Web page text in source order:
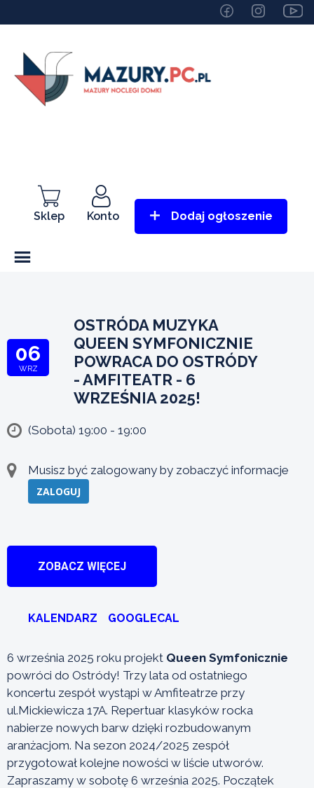
Sklep Konto Dodaj ogłoszenie
06
WRZ
OSTRÓDA MUZYKA
QUEEN SYMFONICZNIE
POWRACA DO OSTRÓDY
- AMFITEATR - 6
WRZEŚNIA 2025!
(Sobota) 19:00 - 19:00
Musisz być zalogowany by zobaczyć informacje
ZALOGUJ
ZOBACZ WIĘCEJ
KALENDARZ GOOGLECAL
6 września 2025 roku projekt Queen Symfonicznie
powróci do Ostródy! Trzy lata od ostatniego
koncertu zespół wystąpi w Amfiteatrze przy
ul.Mickiewicza 17A. Repertuar klasyków rocka
nabierze nowych barw dzięki rozbudowanym
aranżacjom. Na sezon 2024/2025 zespół
przygotował kolejne nowości w liście utworów.
Zapraszamy w sobotę 6 września 2025. Początek